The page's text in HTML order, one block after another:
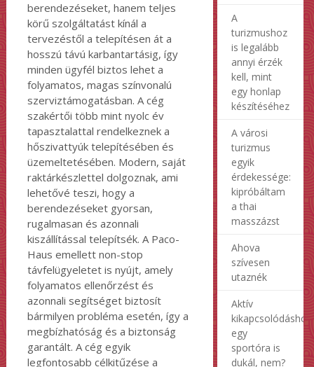
berendezéseket, hanem teljes
körű szolgáltatást kínál a
tervezéstől a telepítésen át a
hosszú távú karbantartásig, így
minden ügyfél biztos lehet a
folyamatos, magas színvonalú
szerviztámogatásban. A cég
szakértői több mint nyolc év
tapasztalattal rendelkeznek a
hőszivattyúk telepítésében és
üzemeltetésében. Modern, saját
raktárkészlettel dolgoznak, ami
lehetővé teszi, hogy a
berendezéseket gyorsan,
rugalmasan és azonnali
kiszállítással telepítsék. A Paco-
Haus emellett non-stop
távfelügyeletet is nyújt, amely
folyamatos ellenőrzést és
azonnali segítséget biztosít
bármilyen probléma esetén, így a
megbízhatóság és a biztonság
garantált. A cég egyik
legfontosabb célkitűzése a
A
turizmushoz
is legalább
annyi érzék
kell, mint
egy honlap
készítéséhez
A városi
turizmus
egyik
érdekessége:
kipróbáltam
a thai
masszázst
Ahova
szívesen
utaznék
Aktív
kikapcsolódáshoz
egy
sportóra is
dukál, nem?